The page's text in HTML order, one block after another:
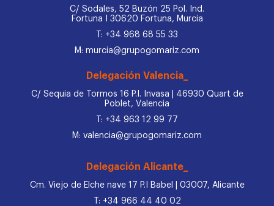
C/ Sodales, 52 Buzón 25 Pol. Ind.
Fortuna I 30620 Fortuna, Murcia
T: +34 968 68 55 33
M: murcia@grupogomariz.com
Delegación Valencia_
C/ Sequia de Tormos 16 P.I. Invasa | 46930 Quart de
Poblet, Valencia
T: +34 963 12 99 77
M: valencia@grupogomariz.com
Delegación Alicante_
Cm. Viejo de Elche nave 17 P.I Babel | 03007, Alicante
T: +34 966 44 40 02